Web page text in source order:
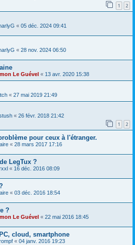
1 2
« 05 déc. 2024 09:41
« 28 nov. 2024 06:50
Le Guével « 13 avr. 2020 15:38
« 27 mai 2019 21:49
« 26 févr. 2018 21:42
1 2
pour ceux à l'étranger.
« 28 mars 2017 17:16
LegTux ?
« 16 déc. 2016 08:09
« 03 déc. 2016 18:54
?
Le Guével « 22 mai 2016 18:45
cloud, smartphone
« 04 janv. 2016 19:23